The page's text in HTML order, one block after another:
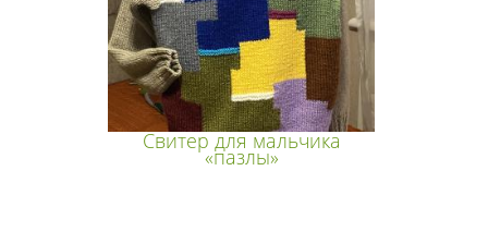
Свитер для мальчика
«пазлы»